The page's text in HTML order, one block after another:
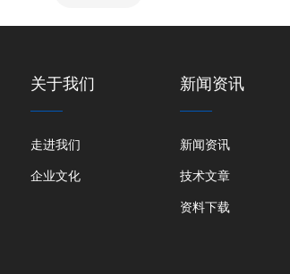
关于我们
走进我们
企业文化
新闻资讯
新闻资讯
技术文章
资料下载